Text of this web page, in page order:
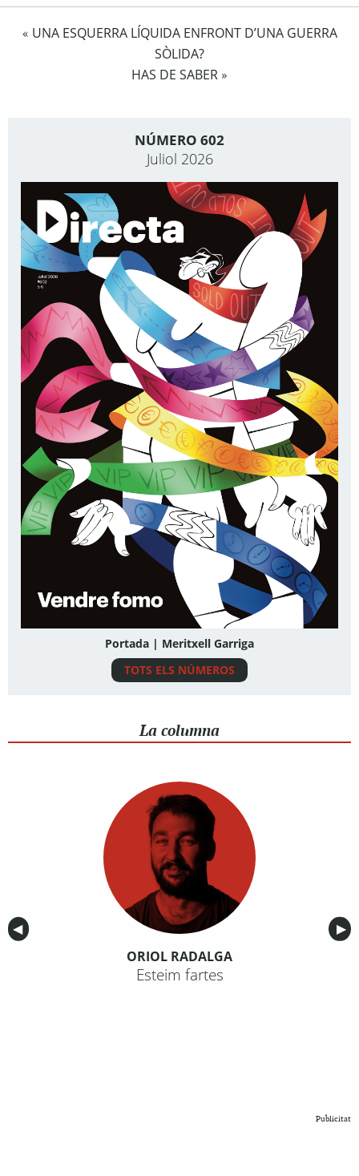
« UNA ESQUERRA LÍQUIDA ENFRONT D’UNA GUERRA
SÒLIDA?
HAS DE SABER »
NÚMERO 602
Juliol 2026
Portada | Meritxell Garriga
TOTS ELS NÚMEROS
La columna
Anterior
◀︎ ▶︎
ORIOL RADALGA
Esteim fartes
Publicitat